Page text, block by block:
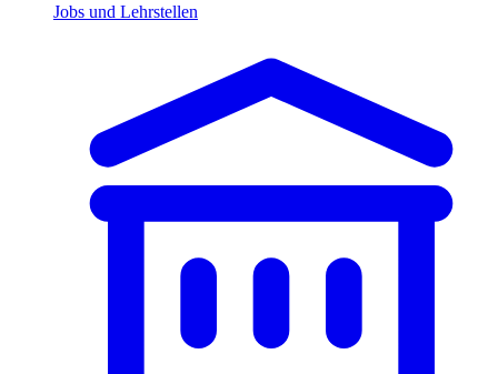
Jobs und Lehrstellen